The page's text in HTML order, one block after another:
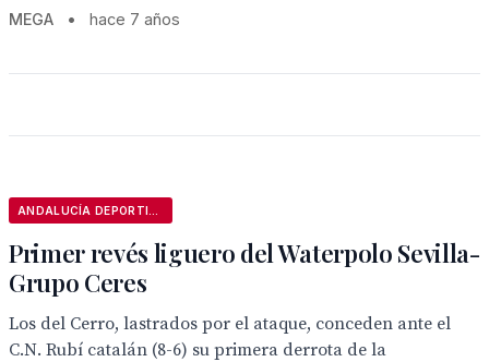
MEGA • hace 7 años
Primer revés liguero del Waterpolo Sevilla-
Grupo Ceres
Los del Cerro, lastrados por el ataque, conceden ante el
C.N. Rubí catalán (8-6) su primera derrota de la